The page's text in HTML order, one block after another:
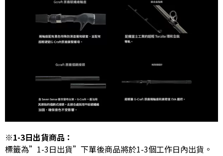
※1-3日出貨商品：
標籤為”1-3日出貨”下單後商品將於1-3個工作日內出貨。